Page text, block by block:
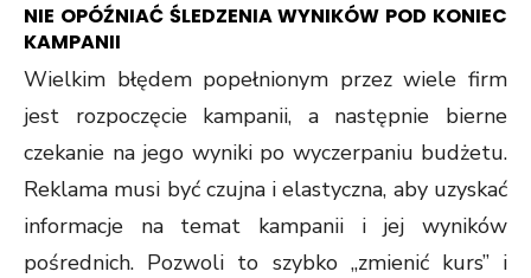
NIE OPÓŹNIAĆ ŚLEDZENIA WYNIKÓW POD KONIEC
KAMPANII
Wielkim błędem popełnionym przez wiele firm
jest rozpoczęcie kampanii, a następnie bierne
czekanie na jego wyniki po wyczerpaniu budżetu.
Reklama musi być czujna i elastyczna, aby uzyskać
informacje na temat kampanii i jej wyników
pośrednich. Pozwoli to szybko „zmienić kurs” i